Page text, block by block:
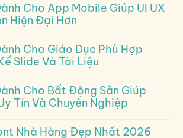
Cho App Mobile Giúp UI UX
Hiện Đại Hơn
Cho Giáo Dục Phù Hợp
Slide Và Tài Liệu
Cho Bất Động Sản Giúp
Tín Và Chuyên Nghiệp
Nhà Hàng Đẹp Nhất 2026